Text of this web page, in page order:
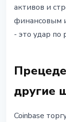
активов и
финансовым
- это удар по
другие
Coinbase